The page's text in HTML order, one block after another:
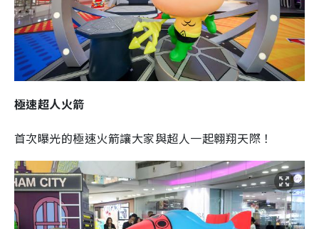
極速超人火箭
首次曝光的極速火箭讓大家與超人一起翱翔天際！